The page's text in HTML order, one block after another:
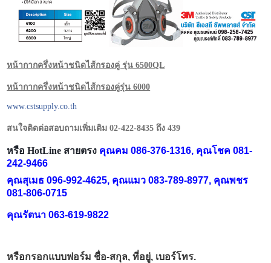
หน้ากากครึ่งหน้าชนิดไส้กรองคู่ รุ่น 6500QL
หน้ากากครึ่งหน้าชนิดไส้กรองคู่รุ่น 6000
www.cstsupply.co.th
สนใจติดต่อสอบถามเพิ่มเติม 02-422-8435 ถึง 439
หรือ HotLine สายตรง คุณคม 086-376-1316, คุณโชค 081-
242-9466
คุณสุเมธ 096-992-4625, คุณแมว 083-789-8977, คุณพชร
081-806-0715
คุณรัตนา 063-619-9822
หรือกรอกแบบฟอร์ม ชื่อ-สกุล, ที่อยู่, เบอร์โทร.